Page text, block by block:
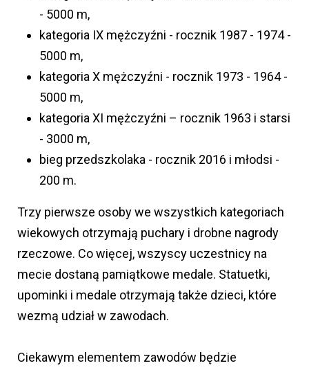
- 5000 m,
kategoria IX mężczyźni - rocznik 1987 - 1974 -
5000 m,
kategoria X mężczyźni - rocznik 1973 - 1964 -
5000 m,
kategoria XI mężczyźni – rocznik 1963 i starsi
- 3000 m,
bieg przedszkolaka - rocznik 2016 i młodsi -
200 m.
Trzy pierwsze osoby we wszystkich kategoriach
wiekowych otrzymają puchary i drobne nagrody
rzeczowe. Co więcej, wszyscy uczestnicy na
mecie dostaną pamiątkowe medale. Statuetki,
upominki i medale otrzymają także dzieci, które
wezmą udział w zawodach.
Ciekawym elementem zawodów będzie